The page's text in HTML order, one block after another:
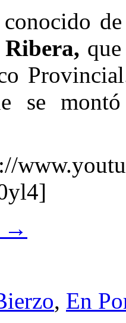
se montó
→
, En